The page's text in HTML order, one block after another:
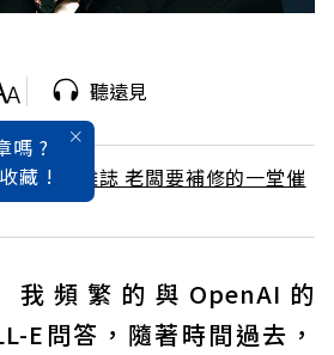
嗎 ?
藏 !
聽遠見
/ 1月號雜誌 老闆要補修的一堂催
頻繁的與OpenAI的
E問答，隨著時間過去，